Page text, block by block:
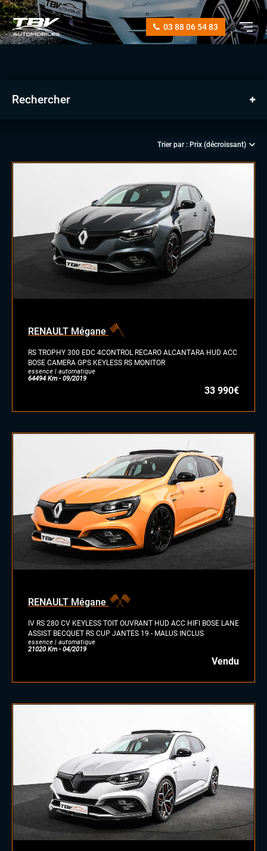
03 88 06 54 83
Rechercher
manuelle
automatique
électrique
GPL
autre
RENAULT Mégane
RS TROPHY 300 EDC 4CONTROL RECARO ALCANTARA HUD ACC
BOSE CAMERA GPS KEYLESS RS MONITOR
essence | automatique
64494 Km - 09/2019
33 990€
RENAULT Mégane
IV RS 280 CV KEYLESS TOIT OUVRANT HUD ACC HIFI BOSE LANE
ASSIST BECQUET RS CUP JANTES 19 - MALUS INCLUS
essence | automatique
21020 Km - 04/2019
Vendu